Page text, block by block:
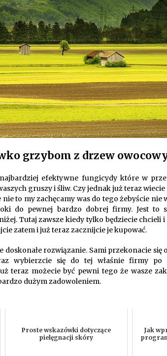
grzybom z drzew
efektywne fungicydy które w
gruszy i śliw. Czy jednak już teraz
to my zachęcamy was do tego żebyście nie
do pewnej bardzo dobrej firmy. Jest to
Tutaj zawsze kiedy tylko będziecie chcieli i
zatem i już teraz zacznijcie je kupować.
doskonałe rozwiązanie. Sami przekonacie się
wybierzcie się do tej właśnie firmy po
teraz możecie być pewni tego że wasze
dużym zadowoleniem.
Proste wskazówki dotyczące
pielęgnacji skóry
Jak